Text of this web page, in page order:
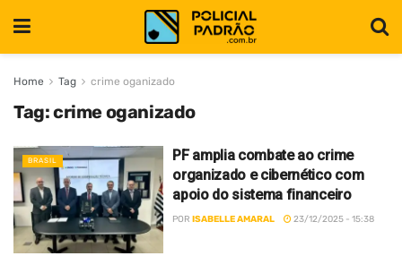
Home Tag crime oganizado
Tag:crime oganizado
BRASIL
PF amplia combate ao crime
organizado e cibernético com
apoio do sistema financeiro
POR ISABELLE AMARAL 23/12/2025 - 15:38